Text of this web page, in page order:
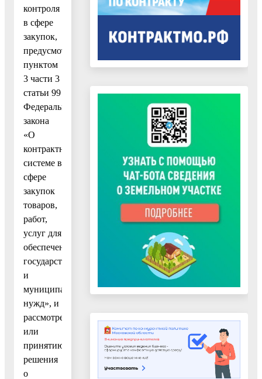
контроля
в сфере
закупок,
предусмотренного
пунктом
3 части 3
статьи 99
Федерального
закона
«О
контрактной
системе в
сфере
закупок
товаров,
работ,
услуг для
обеспечения
государственных
и
муниципальных
нужд», и
рассмотрению
или
принятию
решения
о